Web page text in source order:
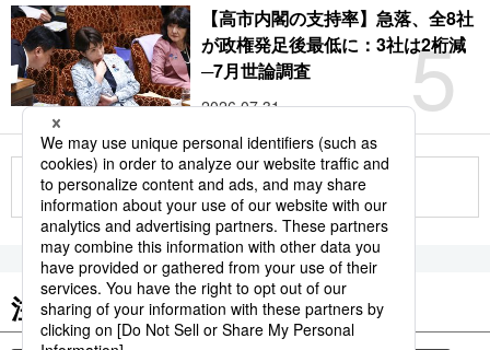
5
【高市内閣の支持率】急落、全8社
が政権発足後最低に：3社は2桁減
─7月世論調査
2026.07.31
もっと見る
注目のキーワード